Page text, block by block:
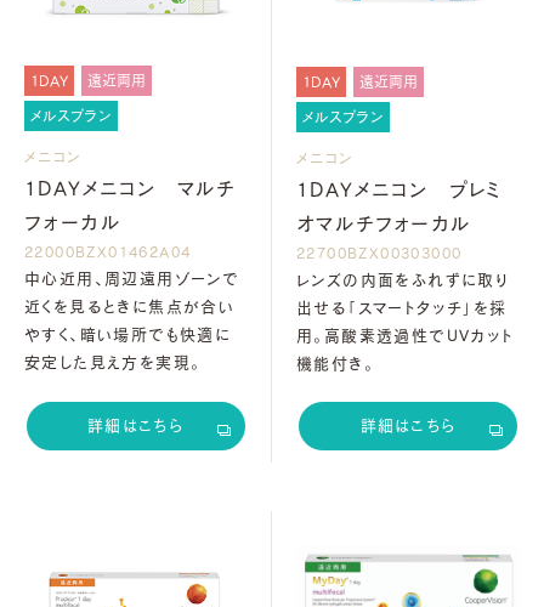
1DAY 遠近両用
メルスプラン
メニコン
1DAYメニコン マルチ
フォーカル
22000BZX01462A04
中心近用、周辺遠用ゾーンで
近くを見るときに焦点が合い
やすく、暗い場所でも快適に
安定した見え方を実現。
詳細はこちら
1DAY 遠近両用
メルスプラン
メニコン
1DAYメニコン プレミ
オマルチフォーカル
22700BZX00303000
レンズの内面をふれずに取り
出せる「スマートタッチ」を採
用。高酸素透過性でUVカット
機能付き。
詳細はこちら